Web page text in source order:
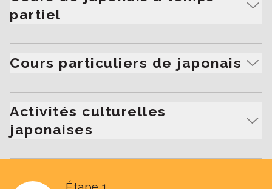
partiel
Pour les adultes souhaitant apprendre à leur rythme
dans un environnement interactif et soutenant.
Cours particuliers de japonais
Leçons personnalisées en tête-à-tête pour un
apprentissage sur mesure.
Activités culturelles
japonaises
Cours où vous pouvez découvrir des cérémonies de